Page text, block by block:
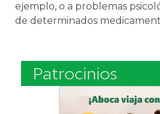
ejemplo, o a problemas
de determinados
Patrocinios